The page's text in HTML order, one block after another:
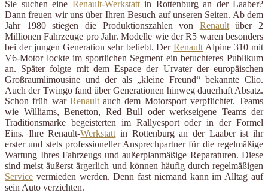
Sie suchen eine Renault-Werkstattin Rottenburg an der Laaber?
Dann freuen wir uns über Ihren Besuch auf unseren Seiten. Ab dem
Jahr 1980 stiegen die Produktionszahlen von Renaultüber 2
Millionen Fahrzeuge pro Jahr. Modelle wie der R5 waren besonders
bei der jungen Generation sehr beliebt. DerRenault Alpine 310 mit
V6-Motor lockte im sportlichen Segment ein betuchteres Publikum
an. Später folgte mit dem Espace der Urvater der europäischen
Großraumlimousine und der als „kleine Freund“ bekannte Clio.
Auch der Twingo fand über Generationen hinweg dauerhaft Absatz.
Schon früh war Renaultauch dem Motorsport verpflichtet. Teams
wie Williams, Benetton, Red Bull oder werkseigene Teams der
Traditionsmarke begeisterten im Rallyesport oder in der Formel
Eins. Ihre Renault-Werkstatt in Rottenburg an der Laaber ist ihr
erster und stets professioneller Ansprechpartner für die regelmäßige
Wartung Ihres Fahrzeugs und außerplanmäßige Reparaturen. Diese
sind meist äußerst ärgerlich und können häufig durch regelmäßigen
Service vermieden werden. Denn fast niemand kann im Alltag auf
sein Auto verzichten.